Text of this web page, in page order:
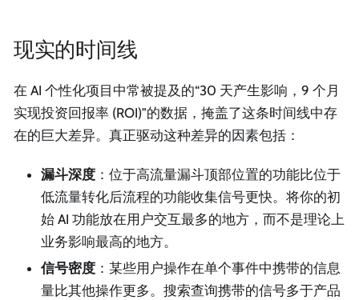
现实的时间线
在 AI 个性化项目中常被提及的“30 天产生影响，9 个月
实现投资回报率 (ROI)”的数据，掩盖了这条时间线中存
在的巨大差异。真正驱动这种差异的因素包括：
漏斗深度 ：位于高流量漏斗顶部位置的功能比位于
低流量转化后流程的功能收集信号更快。将你的初
始 AI 功能放在用户交互最多的地方，而不是理论上
业务影响最高的地方。
信号密度 ：某些用户操作在单个事件中携带的信息
量比其他操作更多。搜索查询携带的信号多于产品